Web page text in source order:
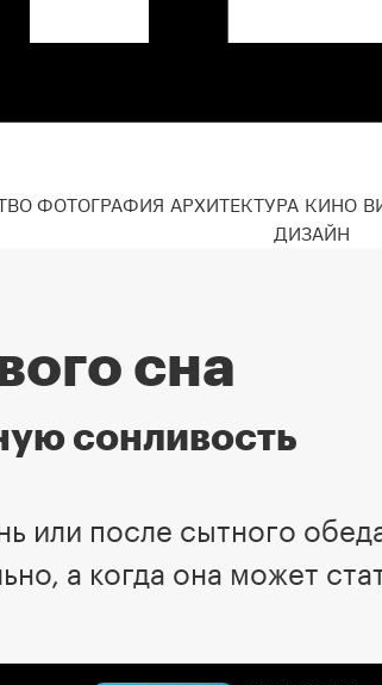
ФОТОГРАФИЯ АРХИТЕКТУРА КИНО
ДИЗАЙН
сна
сонливость
или после сытного
а когда она может